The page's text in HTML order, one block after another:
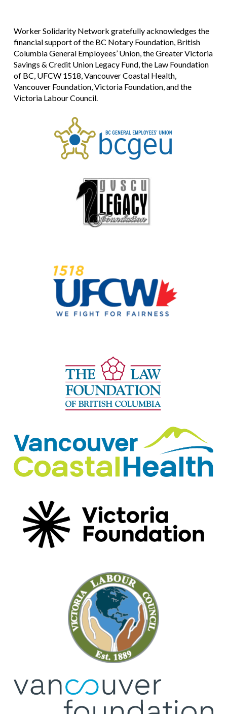
Worker Solidarity Network gratefully acknowledges the
financial support of the BC Notary Foundation, British
Columbia General Employees’ Union, the Greater Victoria
Savings & Credit Union Legacy Fund, the Law Foundation
of BC, UFCW 1518, Vancouver Coastal Health,
Vancouver Foundation, Victoria Foundation, and the
Victoria Labour Council.